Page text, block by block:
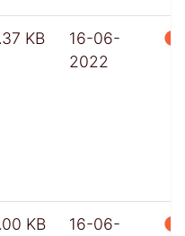
KB
16-06-
2022
KB
16-06-